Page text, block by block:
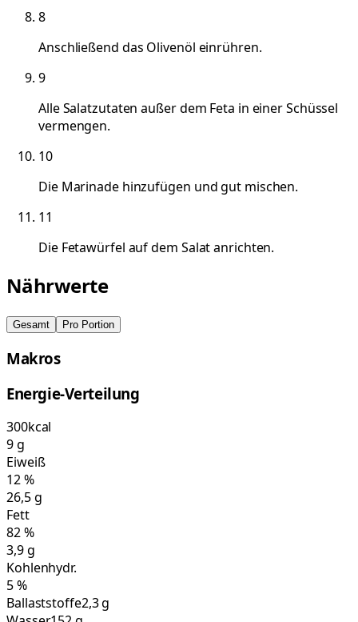
8
Anschließend das Olivenöl einrühren.
9
Alle Salatzutaten außer dem Feta in einer Schüssel
vermengen.
10
Die Marinade hinzufügen und gut mischen.
11
Die Fetawürfel auf dem Salat anrichten.
Nährwerte
Gesamt Pro Portion
Makros
Energie-Verteilung
300kcal
9g
Eiweiß
12%
26,5g
Fett
82%
3,9g
Kohlenhydr.
5%
Ballaststoffe2,3 g